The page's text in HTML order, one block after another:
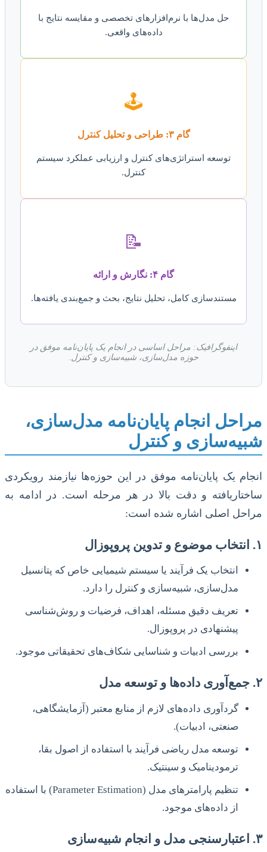
حل مدل‌ها با نرم‌افزارهای تخصصی و مقایسه نتایج با
داده‌های واقعی.
🕹️
گام ۳: طراحی و تحلیل کنترل
توسعه استراتژی‌های کنترل و ارزیابی عملکرد سیستم
کنترل.
📝
گام ۴: نگارش و ارائه
مستندسازی کامل، تحلیل نتایج، بحث و جمع‌بندی یافته‌ها.
اینفوگرافیک: مراحل اساسی در انجام یک پایان‌نامه موفق در
حوزه مدل‌سازی، شبیه‌سازی و کنترل.
مراحل انجام پایان‌نامه مدل‌سازی،
شبیه‌سازی و کنترل
انجام یک پایان‌نامه موفق در این حوزه‌ها نیازمند رویکردی
ساختاریافته و دقت بالا در هر مرحله است. در ادامه به
مراحل اصلی اشاره شده است:
۱. انتخاب موضوع و تدوین پروپوزال
انتخاب یک فرآیند یا سیستم شیمیایی خاص که پتانسیل
مدل‌سازی، شبیه‌سازی و کنترل را دارد.
تعریف دقیق مسئله، اهداف، فرضیات و روش‌شناسی
پیشنهادی در پروپوزال.
بررسی ادبیات و شناسایی شکاف‌های تحقیقاتی موجود.
۲. جمع‌آوری داده‌ها و توسعه مدل
گردآوری داده‌های لازم از منابع معتبر (آزمایشگاهی،
صنعتی، ادبیات).
توسعه مدل ریاضی فرآیند با استفاده از اصول بقا،
ترمودینامیک و سینتیک.
تنظیم پارامترهای مدل (Parameter Estimation) با استفاده
از داده‌های موجود.
۳. اعتبارسنجی مدل و انجام شبیه‌سازی